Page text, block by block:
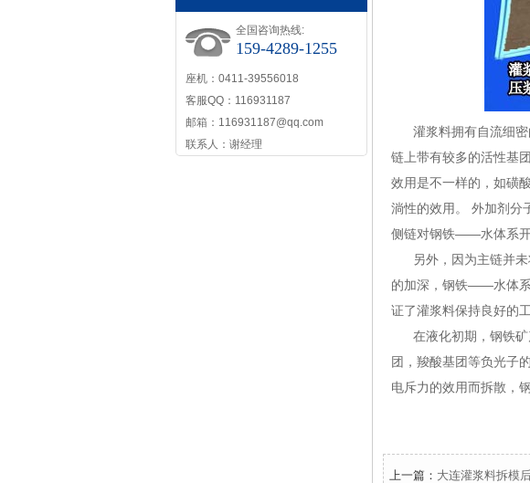
灌浆料拥有自流细密
链上带有较多的活性基
效用是不一样的，如磺
淌性的效用。 外加剂
侧链对钢铁——水体系开
另外，因为主链并未
的加深，钢铁——水体系
证了灌浆料保持良好的
在液化初期，钢铁矿
团，羧酸基团等负光子
电斥力的效用而拆散，
上一篇： 大连灌浆料拆模
全国咨询热线:
159-4289-1255
座机：0411-39556018
客服QQ：116931187
邮箱：116931187@qq.com
联系人：谢经理